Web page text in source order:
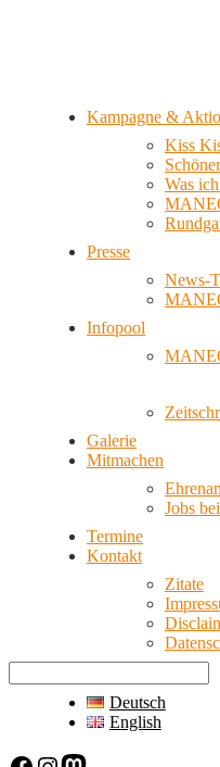
Kampagne &
Kiss
Was
Presse
News-
Infopool
Galerie
Mitmachen
Jobs
Termine
Kontakt
Zitate
Deutsch
English